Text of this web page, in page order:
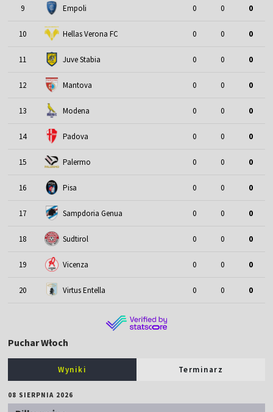
9 Empoli 0 0 0
10 Hellas Verona FC 0 0 0
11 Juve Stabia 0 0 0
12 Mantova 0 0 0
13 Modena 0 0 0
14 Padova 0 0 0
15 Palermo 0 0 0
16 Pisa 0 0 0
17 Sampdoria Genua 0 0 0
18 Sudtirol 0 0 0
19 Vicenza 0 0 0
20 Virtus Entella 0 0 0
Puchar Włoch
Wyniki Terminarz
08 SIERPNIA 2026